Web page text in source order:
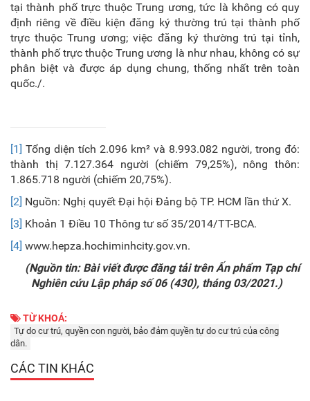
tại thành phố trực thuộc Trung ương, tức là không có quy
định riêng về điều kiện đăng ký thường trú tại thành phố
trực thuộc Trung ương; việc đăng ký thường trú tại tỉnh,
thành phố trực thuộc Trung ương là như nhau, không có sự
phân biệt và được áp dụng chung, thống nhất trên toàn
quốc./.
[1] Tổng diện tích 2.096 km² và 8.993.082 người, trong đó:
thành thị 7.127.364 người (chiếm 79,25%), nông thôn:
1.865.718 người (chiếm 20,75%).
[2] Nguồn: Nghị quyết Đại hội Đảng bộ TP. HCM lần thứ X.
[3] Khoản 1 Điều 10 Thông tư số 35/2014/TT-BCA.
[4] www.hepza.hochiminhcity.gov.vn.
(Nguồn tin: Bài viết được đăng tải trên Ấn phẩm Tạp chí
Nghiên cứu Lập pháp số 06 (430), tháng 03/2021.)
TỪ KHOÁ:
Tự do cư trú, quyền con người, bảo đảm quyền tự do cư trú của công
dân.
CÁC TIN KHÁC